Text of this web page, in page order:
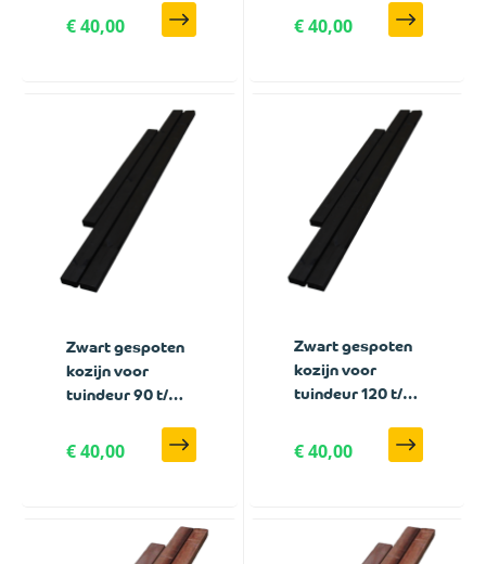
€ 40,00 € 40,00
Zwart gespoten
kozijn voor
tuindeur 90 t/m
met zwart frame
€ 40,00
Zwart gespoten
kozijn voor
tuindeur 120 t/m
met zwart frame
€ 40,00